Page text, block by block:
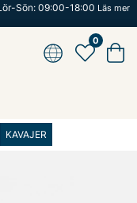
Sön: 09:00-18:00 Läs mer
0
KAVAJER